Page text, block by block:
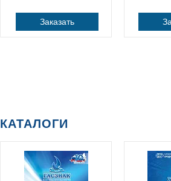
Заказать
КАТАЛОГИ